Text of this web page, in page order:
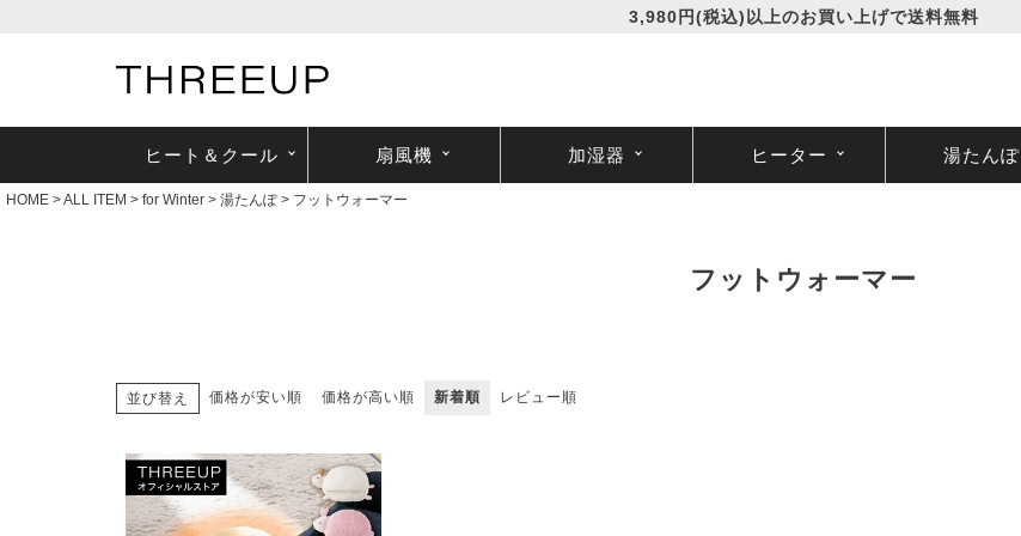
3,980円(税込)以上のお買い上げで送料無料
ヒート＆クール 扇風機 加湿器 ヒーター 湯たんぽ
HOME ALL ITEM for Winter 湯たんぽ フットウォーマー
フットウォーマー
並び替え 価格が安い順 価格が高い順 新着順 レビュー順